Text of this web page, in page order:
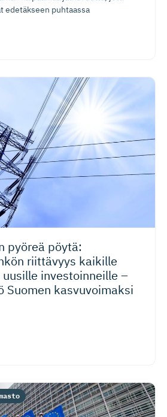
edetäkseen puhtaassa
pyöreä pöytä:
riittävyys kaikille
investoin­neille –
Suomen kasvuvoimaksi